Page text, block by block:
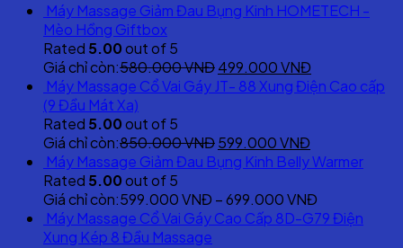
Máy Massage Giảm Đau Bụng Kinh HOMETECH -
Mèo Hồng Giftbox
Rated 5.00out of 5
Giá chỉ còn:580.000VNĐOriginal
price
499.000VNĐ
price
Máy Massage Cổ Vai Gáy JT- 88 Xung Điện Cao cấp
(9 Đầu Mát Xa)
Rated 5.00out of 5
Giá chỉ còn:850.000VNĐOriginal
price
850.000 VNĐ.
599.000VNĐ
price
599.000
Máy Massage Giảm Đau Bụng Kinh Belly Warmer
Rated 5.00out of 5
Giá chỉ còn:599.000VNĐ –699.000VNĐ
Máy Massage Cổ Vai Gáy Cao Cấp 8D-G79 Điện
Xung Kép 8 Đầu Massage